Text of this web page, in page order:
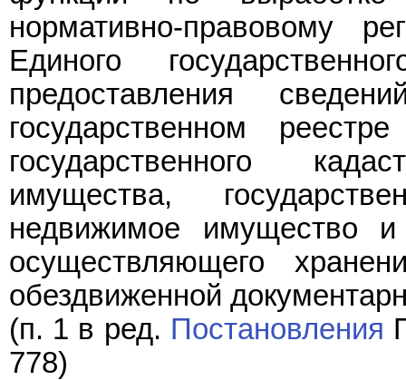
нормативно-правовому
Единого
предоставления
государственном
государственного
имущества,
недвижимое имущество
осуществляющего
обездвиженной
(п. 1 в ред. Постановления
778)